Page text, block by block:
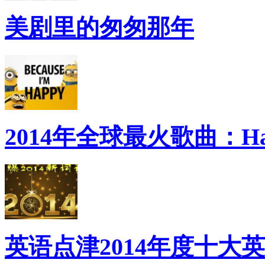
美剧里的匆匆那年
2014年全球最火歌曲：
英语点津2014年度十大